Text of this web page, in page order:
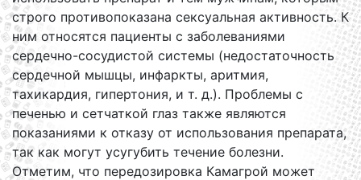
строго противопоказана сексуальная активность. К
ним относятся пациенты с заболеваниями
сердечно-сосудистой системы (недостаточность
сердечной мышцы, инфаркты, аритмия,
тахикардия, гипертония, и т. д.). Проблемы с
печенью и сетчаткой глаз также являются
показаниями к отказу от использования препарата,
так как могут усугубить течение болезни.
Отметим, что передозировка Камагрой может